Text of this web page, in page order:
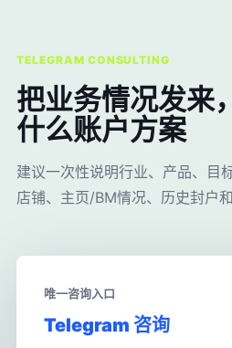
TELEGRAM CONSULTING
把业务情况发来
什么账户方案
建议一次性说明行业、产品、目
店铺、主页/BM情况、历史封户
唯一咨询入口
Telegram 咨询